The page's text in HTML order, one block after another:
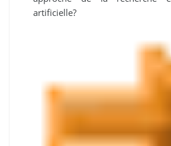
artificielle?